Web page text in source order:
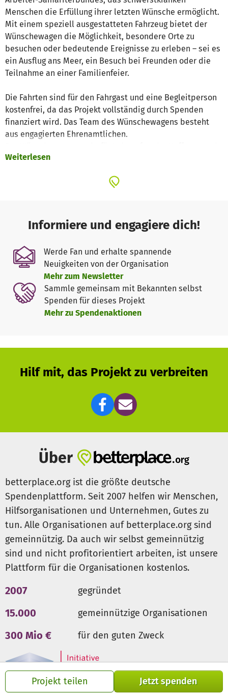
Projekt teilen Jetzt spenden
Menschen die Erfüllung ihrer letzten Wünsche ermöglicht.
Mit einem speziell ausgestatteten Fahrzeug bietet der
Wünschewagen die Möglichkeit, besondere Orte zu
besuchen oder bedeutende Ereignisse zu erleben – sei es
ein Ausflug ans Meer, ein Besuch bei Freunden oder die
Teilnahme an einer Familienfeier.
Die Fahrten sind für den Fahrgast und eine Begleitperson
kostenfrei, da das Projekt vollständig durch Spenden
finanziert wird. Das Team des Wünschewagens besteht
aus engagierten Ehrenamtlichen.
Menschlichkeit und trägt dazu bei, unvergessliche
Angehörigen Trost und Freude spenden.
Weiterlesen
Informiere und engagiere dich!
Werde Fan und erhalte spannende
Neuigkeiten von der Organisation
Mehr zum Newsletter
Sammle gemeinsam mit Bekannten selbst
Spenden für dieses Projekt
Mehr zu Spendenaktionen
Hilf mit, das Projekt zu verbreiten
Über
betterplace.org ist die größte deutsche
Spendenplattform. Seit 2007 helfen wir Menschen,
Hilfsorganisationen und Unternehmen, Gutes zu
tun. Alle Organisationen auf betterplace.org sind
gemeinnützig. Da auch wir selbst gemeinnützig
sind und nicht profitorientiert arbeiten, ist unsere
Plattform für die Organisationen kostenlos.
2007 gegründet
15.000 gemeinnützige Organisationen
300 Mio € für den guten Zweck